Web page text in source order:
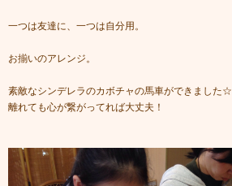
一つは友達に、一つは自分用。
お揃いのアレンジ。
素敵なシンデレラのカボチャの馬車ができました☆
離れても心が繋がってれば大丈夫！